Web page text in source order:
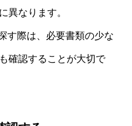
異なります。
す際は、必要書類の少な
確認することが大切で